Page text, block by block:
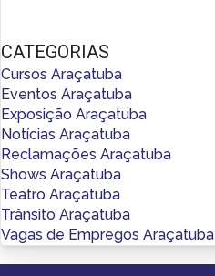
CATEGORIAS
Cursos Araçatuba
Eventos Araçatuba
Exposição Araçatuba
Notícias Araçatuba
Reclamações Araçatuba
Shows Araçatuba
Teatro Araçatuba
Trânsito Araçatuba
Vagas de Empregos Araçatuba